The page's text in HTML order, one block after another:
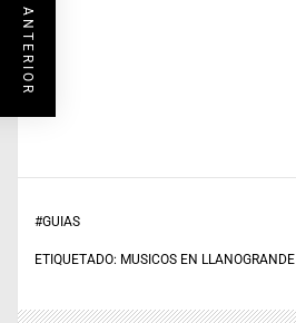
#GUIAS
ETIQUETADO: MUSICOS EN LLANOGRANDE